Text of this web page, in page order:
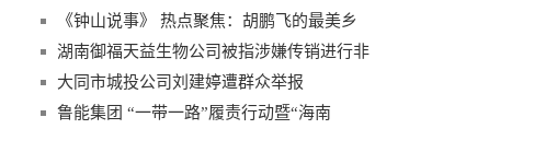
《钟山说事》 热点聚焦：胡鹏飞的最美乡
湖南御福天益生物公司被指涉嫌传销进行非
大同市城投公司刘建婷遭群众举报
鲁能集团 “一带一路”履责行动暨“海南